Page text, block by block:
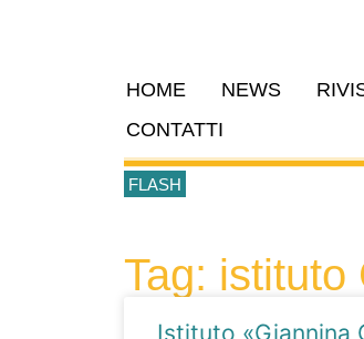
HOME NEWS
CONTATTI
FLASH
Tag: istituto
Istituto «Giannina